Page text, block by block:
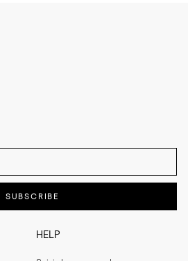
HELP
SUBSCRIBE